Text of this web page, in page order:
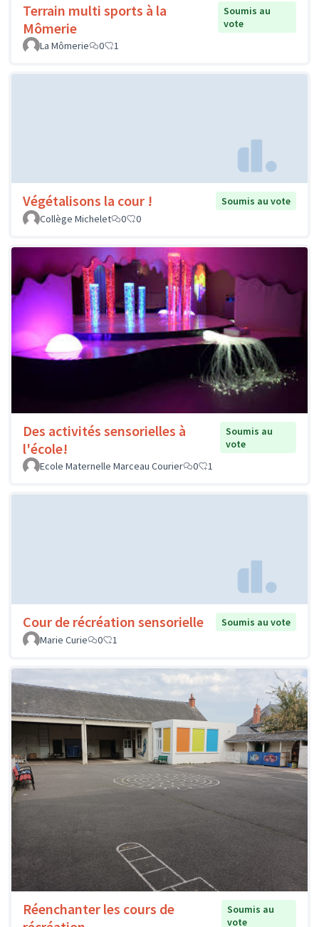
Terrain multi sports à la
Mômerie
Soumis au
vote
La Mômerie
0 1
Végétalisons la cour !
Soumis au vote
Collège Michelet
0 0
Des activités sensorielles à
l'école!
Soumis au
vote
Ecole Maternelle Marceau Courier
0 1
Cour de récréation sensorielle
Soumis au vote
Marie Curie
0 1
Réenchanter les cours de
Soumis au
vote